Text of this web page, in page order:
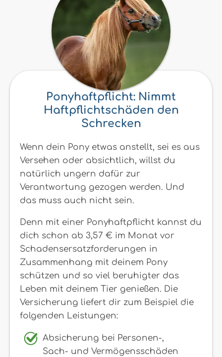
Ponyhaftpflicht: Nimmt
Haftpflichtschäden den
Schrecken
Wenn dein Pony etwas anstellt, sei es aus
Versehen oder absichtlich, willst du
natürlich ungern dafür zur
Verantwortung gezogen werden. Und
das muss auch nicht sein.
Denn mit einer Ponyhaftpflicht kannst du
dich schon ab 3,57 € im Monat vor
Schadensersatzforderungen in
Zusammenhang mit deinem Pony
schützen und so viel beruhigter das
Leben mit deinem Tier genießen. Die
Versicherung liefert dir zum Beispiel die
folgenden Leistungen:
Absicherung bei Personen-,
Sach- und Vermögensschäden